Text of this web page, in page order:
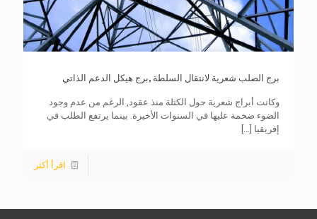
برج الصلب شعرية لانتقال السلطة ,برج هيكل الدعم الذاتي
وكانت أبراج شعرية حول الكتلة منذ عقود, الرغم من عدم وجود
الضوء ضخمة عليها في السنوات الأخيرة. بينما يرتفع الطلب في
إفريقيا [...]
اقرأ أكثر